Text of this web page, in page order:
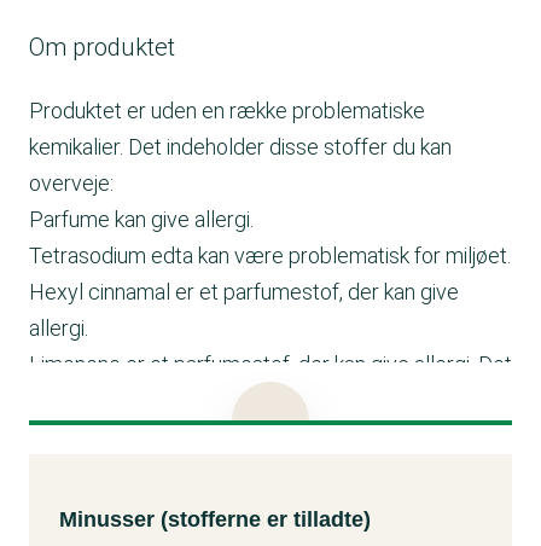
Om produktet
Produktet er uden en række problematiske
kemikalier. Det indeholder disse stoffer du kan
overveje:
Parfume kan give allergi.
Tetrasodium edta kan være problematisk for miljøet.
Hexyl cinnamal er et parfumestof, der kan give
allergi.
Limonene er et parfumestof, der kan give allergi. Det
kan også være problematisk for miljøet.
Minusser (stofferne er tilladte)